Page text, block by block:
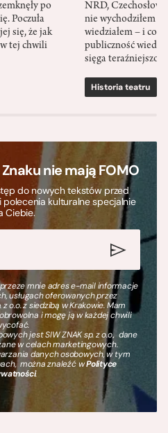
po
Poczuła
się, że jak
tej chwili
NRD,
nie wychodziłem
wiedziałem – i co
publiczność
sięga
Historia teatru
nie mają FOMO
do nowych tekstów przed
polecenia kulturalne specjalnie
Ciebie.
mnie adres e-mail informacje
usługach oferowanych przez
o.o. z siedzibą w Krakowie. Mam
i mogę ją w każdej chwili
jest SIW ZNAK sp. z o.o., dane
w celach marketingowych.
danych osobowych, w tym
można znaleźć wPolityce
.